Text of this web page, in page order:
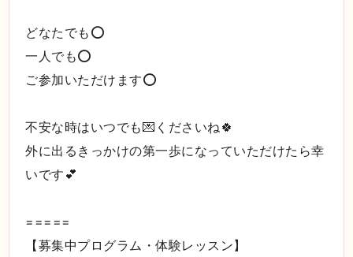
どなたでも⭕️
一人でも⭕️
ご参加いただけます⭕️
不安な時はいつでも💌くださいね🍀
外に出るきっかけの第一歩になっていただけたら幸
いです💕
=====
【募集中プログラム・体験レッスン】